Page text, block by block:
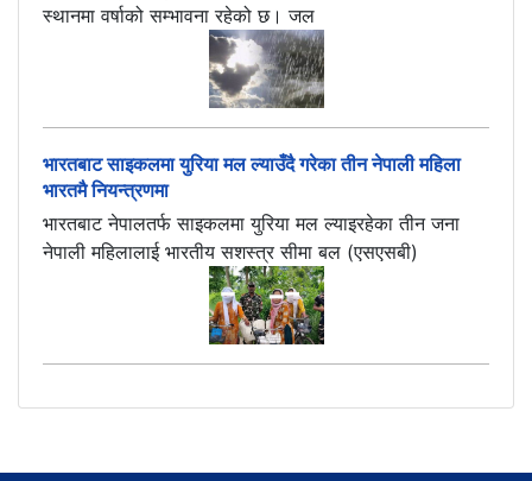
स्थानमा वर्षाको सम्भावना रहेको छ। जल
भारतबाट साइकलमा युरिया मल ल्याउँदै गरेका तीन नेपाली महिला
भारतमै नियन्त्रणमा
भारतबाट नेपालतर्फ साइकलमा युरिया मल ल्याइरहेका तीन जना
नेपाली महिलालाई भारतीय सशस्त्र सीमा बल (एसएसबी)